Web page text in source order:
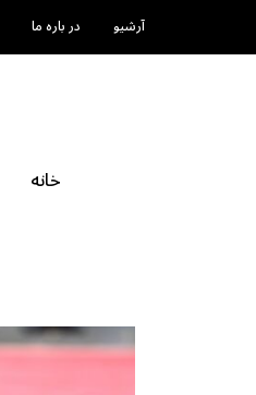
آرشیو در باره ما
خانه